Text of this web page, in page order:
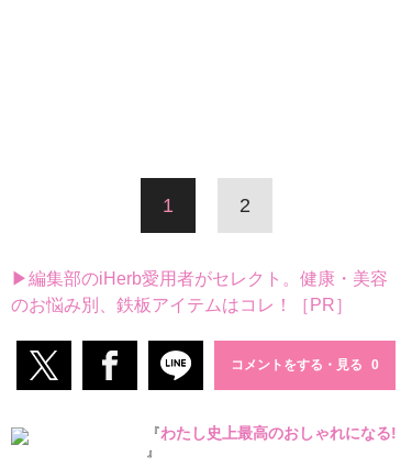
1 2
▶編集部のiHerb愛用者がセレクト。健康・美容
のお悩み別、鉄板アイテムはコレ！［PR］
コメントをする・見る
『わたし史上最高のおしゃれになる!
』